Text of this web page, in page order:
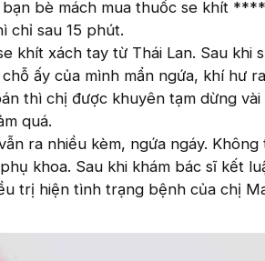
bè mách mua thuốc se khít
chỉ sau 15 phút.
khít xách tay từ Thái Lan. Sau khi
ấy của mình mẩn ngứa, khí hư
thì chị được khuyên tạm dừng
quá.
ra nhiều kèm, ngứa ngáy.
khoa. Sau khi khám bác sĩ kết
trị hiện tình trạng bệnh của chị